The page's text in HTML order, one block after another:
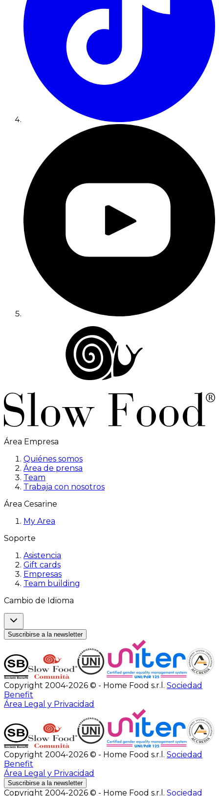
Área Empresa
Quiénes somos
Área de prensa
Team
Trabaja con nosotros
Área Cesarine
My Area
Soporte
Asistencia
Gift cards
Empresas
Team building
Cambio de Idioma
Suscribirse a la newsletter
Copyright 2004-2026 © - Home Food s.r.l. Sociedad
Benefit
Área Legal y Privacidad
Copyright 2004-2026 © - Home Food s.r.l. Sociedad
Benefit
Área Legal y Privacidad
Suscribirse a la newsletter
Copyright 2004-2026 © - Home Food s.r.l. Sociedad